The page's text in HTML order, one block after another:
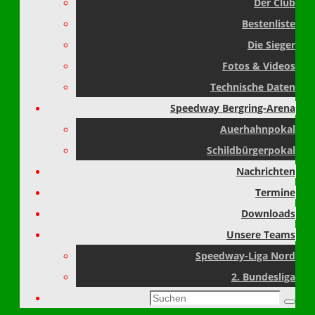
Bestenliste
Die Sieger
Fotos & Videos
Technische Daten
Speedway Bergring-Arena
Auerhahnpokal
Schildbürgerpokal
Nachrichten
Termine
Downloads
Unsere Teams
Speedway-Liga Nord
2. Bundesliga
Suchen